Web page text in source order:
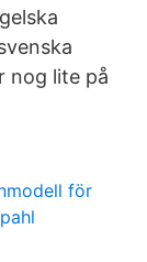
nog lite på
för